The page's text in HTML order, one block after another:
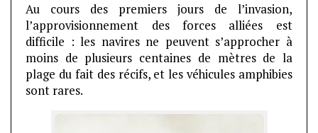
Au cours des premiers jours de l’invasion,
l’approvisionnement des forces alliées est
difficile : les navires ne peuvent s’approcher à
moins de plusieurs centaines de mètres de la
plage du fait des récifs, et les véhicules amphibies
sont rares.